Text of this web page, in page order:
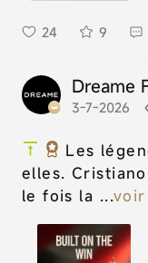
24 9
Dreame
3-7-2026
Les
elles.
le fois la ...